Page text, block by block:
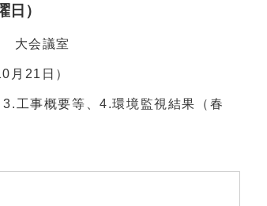
）
大会議室
21日）
工事概要等、4.環境監視結果（春